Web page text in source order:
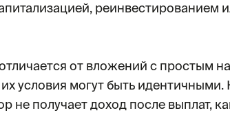
реинвестированием
от вложений с простым
условия могут быть идентичными.
не получает доход после выплат,